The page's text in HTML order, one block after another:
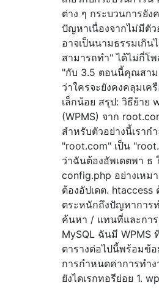
ต่าง ๆ กระบวนการยัง
ปัญหาเนื่องจากไม่มีตั
อาจเป็นนามธรรมเกิน
สามารถทำ" ได้ไม่กี่โ
"กับ 3.5 ตอนนี้คุณสาม
ว่าใครจะยังคงคลุมเค
เล็กน้อย สรุป: วิธีย้าย
(WPMS) จาก
สำหรับตัวอย่างนี้เราก
"root.com" เป็น
ว่าฉันต้องอัพเดตพา
config.php อย่างเหม
ต้องอัปเดต. htaccess
ตระหนักถึงปัญหาการ
ค้นหา / แทนที่และกา
MySQL ฉันมี WPMS
ตารางต่อไปนี้พร้อมข้
การกำหนดค่าการทำ
ยังไดเรกทอรีย่อย 1.